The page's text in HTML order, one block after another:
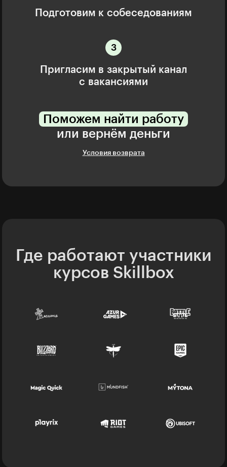
Подготовим к собеседованиям
Пригласим в закрытый канал
с вакансиями
Поможем найти работу
или вернём деньги
Условия возврата
Где работают участники
курсов Skillbox